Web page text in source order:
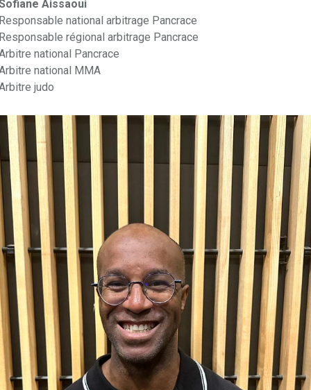
Aissaoui
national arbitrage Pancrace
régional arbitrage Pancrace
national Pancrace
national MMA
judo